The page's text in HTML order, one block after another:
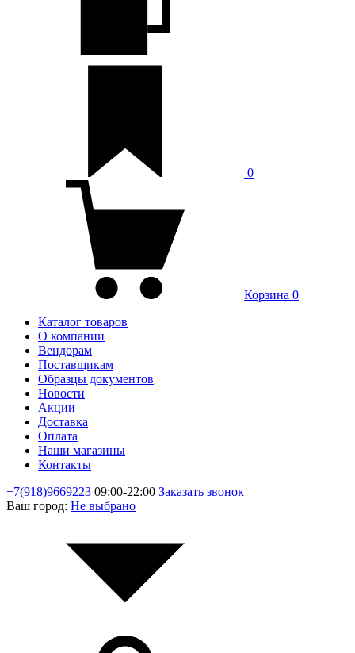
0
Корзина 0
Каталог товаров
О компании
Вендорам
Поставщикам
Образцы документов
Новости
Акции
Доставка
Оплата
Наши магазины
Контакты
+7(918)9669223 09:00-22:00 Заказать звонок
Ваш город: Не выбрано